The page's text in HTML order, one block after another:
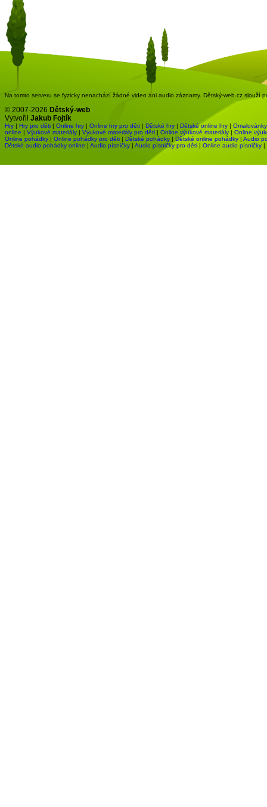
Na tomto serveru se fyzicky nenachází žádné video ani audio záznamy. Dětský-web.cz slouží
© 2007-2026 Dětský-web
Vytvořil Jakub Fojtík
Hry | Hry pro děti | Online hry | Online hry pro děti | Dětské hry | Dětské online hry | Omalovánky
online | Výukové materiály | Výukové materiály pro děti | Online výukové materiály | Online
Online pohádky | Online pohádky pro děti | Dětské pohádky | Dětské online pohádky | Audio
Dětské audio pohádky online | Audio písničky | Audio písničky pro děti | Online audio písničky |